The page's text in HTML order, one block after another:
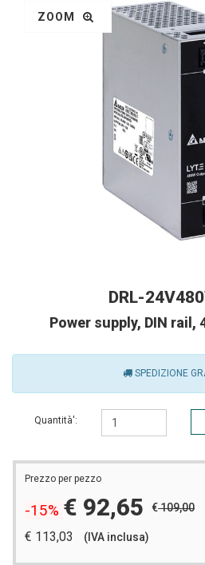
ZOOM
DRL-
Power supply, DIN rail,
SPEDIZIONE
Quantità':
Prezzo per pezzo
-15% € 92,65 €109,00
€ 113,03 (IVA inclusa)